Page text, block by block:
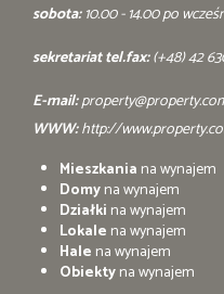
sobota:10.00 - 14.00 po
sekretariat tel.fax:(+48) 42
E-mail:
WWW:http://
Mieszkania na wynajem
Domyna wynajem
Działki na wynajem
Lokale na wynajem
Hale na wynajem
Obiektyna wynajem